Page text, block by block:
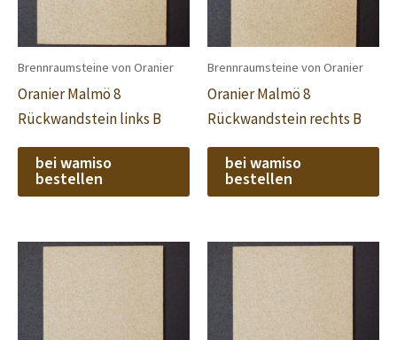
Brennraumsteine von Oranier
Oranier Malmö 8
Rückwandstein links B
bei wamiso
bestellen
Brennraumsteine von Oranier
Oranier Malmö 8
Rückwandstein rechts B
bei wamiso
bestellen